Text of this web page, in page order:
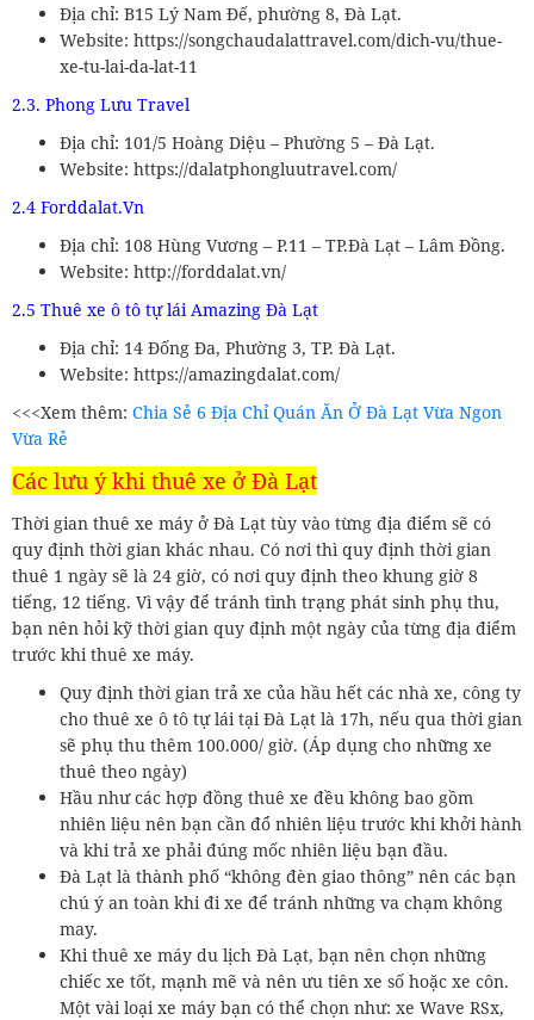
Địa chỉ: B15 Lý Nam Đế, phường 8, Đà Lạt.
Website: https://songchaudalattravel.com/dich-vu/thue-
xe-tu-lai-da-lat-11
2.3. Phong Lưu Travel
Địa chỉ: 101/5 Hoàng Diệu – Phường 5 – Đà Lạt.
Website: https://dalatphongluutravel.com/
2.4 Forddalat.Vn
Địa chỉ: 108 Hùng Vương – P.11 – TP.Đà Lạt – Lâm Đồng.
Website: http://forddalat.vn/
2.5 Thuê xe ô tô tự lái Amazing Đà Lạt
Địa chỉ: 14 Đống Đa, Phường 3, TP. Đà Lạt.
Website: https://amazingdalat.com/
<<<Xem thêm: Chia Sẻ 6 Địa Chỉ Quán Ăn Ở Đà Lạt Vừa Ngon
Vừa Rẻ
Các lưu ý khi thuê xe ở Đà Lạt
Thời gian thuê xe máy ở Đà Lạt tùy vào từng địa điểm sẽ có
quy định thời gian khác nhau. Có nơi thì quy định thời gian
thuê 1 ngày sẽ là 24 giờ, có nơi quy định theo khung giờ 8
tiếng, 12 tiếng. Vì vậy để tránh tình trạng phát sinh phụ thu,
bạn nên hỏi kỹ thời gian quy định một ngày của từng địa điểm
trước khi thuê xe máy.
Quy định thời gian trả xe của hầu hết các nhà xe, công ty
cho thuê xe ô tô tự lái tại Đà Lạt là 17h, nếu qua thời gian
sẽ phụ thu thêm 100.000/ giờ. (Áp dụng cho những xe
thuê theo ngày)
Hầu như các hợp đồng thuê xe đều không bao gồm
nhiên liệu nên bạn cần đổ nhiên liệu trước khi khởi hành
và khi trả xe phải đúng mốc nhiên liệu bạn đầu.
Đà Lạt là thành phố “không đèn giao thông” nên các bạn
chú ý an toàn khi đi xe để tránh những va chạm không
may.
Khi thuê xe máy du lịch Đà Lạt, bạn nên chọn những
chiếc xe tốt, mạnh mẽ và nên ưu tiên xe số hoặc xe côn.
Một vài loại xe máy bạn có thể chọn như: xe Wave RSx,